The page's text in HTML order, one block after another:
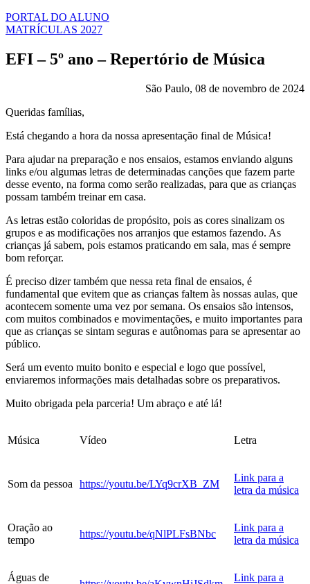
PORTAL DO ALUNO
MATRÍCULAS 2027
EFI – 5º ano – Repertório de Música
São Paulo, 08 de novembro de 2024
Queridas famílias,
Está chegando a hora da nossa apresentação final de Música!
Para ajudar na preparação e nos ensaios, estamos enviando alguns
links e/ou algumas letras de determinadas canções que fazem parte
desse evento, na forma como serão realizadas, para que as crianças
possam também treinar em casa.
As letras estão coloridas de propósito, pois as cores sinalizam os
grupos e as modificações nos arranjos que estamos fazendo. As
crianças já sabem, pois estamos praticando em sala, mas é sempre
bom reforçar.
É preciso dizer também que nessa reta final de ensaios, é
fundamental que evitem que as crianças faltem às nossas aulas, que
acontecem somente uma vez por semana. Os ensaios são intensos,
com muitos combinados e movimentações, e muito importantes para
que as crianças se sintam seguras e autônomas para se apresentar ao
público.
Será um evento muito bonito e especial e logo que possível,
enviaremos informações mais detalhadas sobre os preparativos.
Muito obrigada pela parceria! Um abraço e até lá!
Música Vídeo Letra
Som da pessoa https://youtu.be/LYq9crXB_ZM
Link para a
letra da música
Oração ao
tempo
https://youtu.be/qNlPLFsBNbc
Link para a
letra da música
Águas de
Link para a